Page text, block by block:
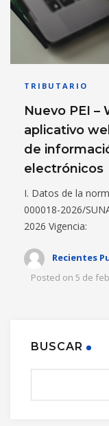
TRIBUTARIO
Nuevo PEI –
aplicativo
de
electrónicos
I. Datos de la
000018-2026/
2026 Vigencia:
Recientes
Posted on 5 de
BUSCAR